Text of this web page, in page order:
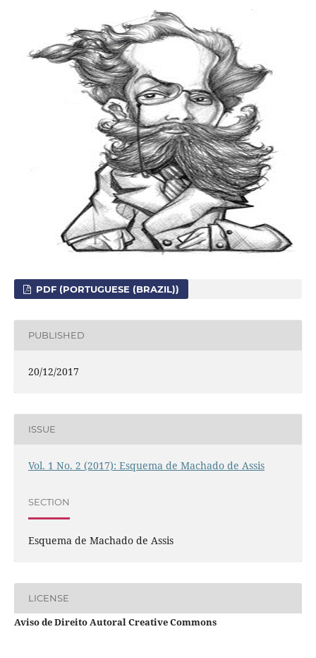
PDF (PORTUGUESE (BRAZIL))
PUBLISHED
20/12/2017
ISSUE
Vol. 1 No. 2 (2017): Esquema de Machado de Assis
SECTION
Esquema de Machado de Assis
LICENSE
Aviso de Direito Autoral Creative Commons